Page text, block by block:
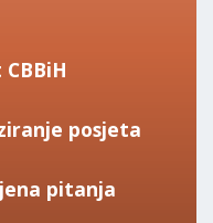
posjeta
pitanja